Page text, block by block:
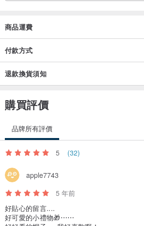
請珍惜我們對手作的熱情
⚘產地／製造方式⚘
產地：台灣
商品運費
付款方式
退款換貨須知
購買評價
品牌所有評價
5 (32)
apple7743
5 年前
好貼心的留言....
好可愛的小禮物🎁⋯⋯